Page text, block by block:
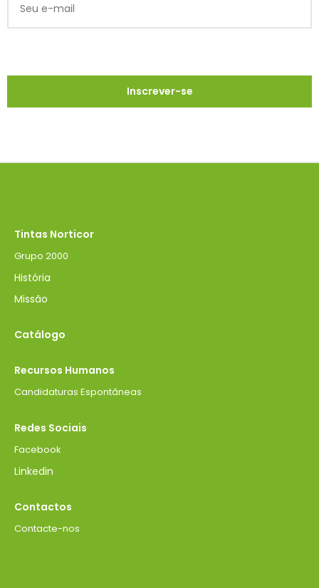
Tintas Norticor
Grupo 2000
História
Missão
Catálogo
Recursos Humanos
Candidaturas Espontâneas
Redes Sociais
Facebook
Linkedin
Contactos
Contacte-nos